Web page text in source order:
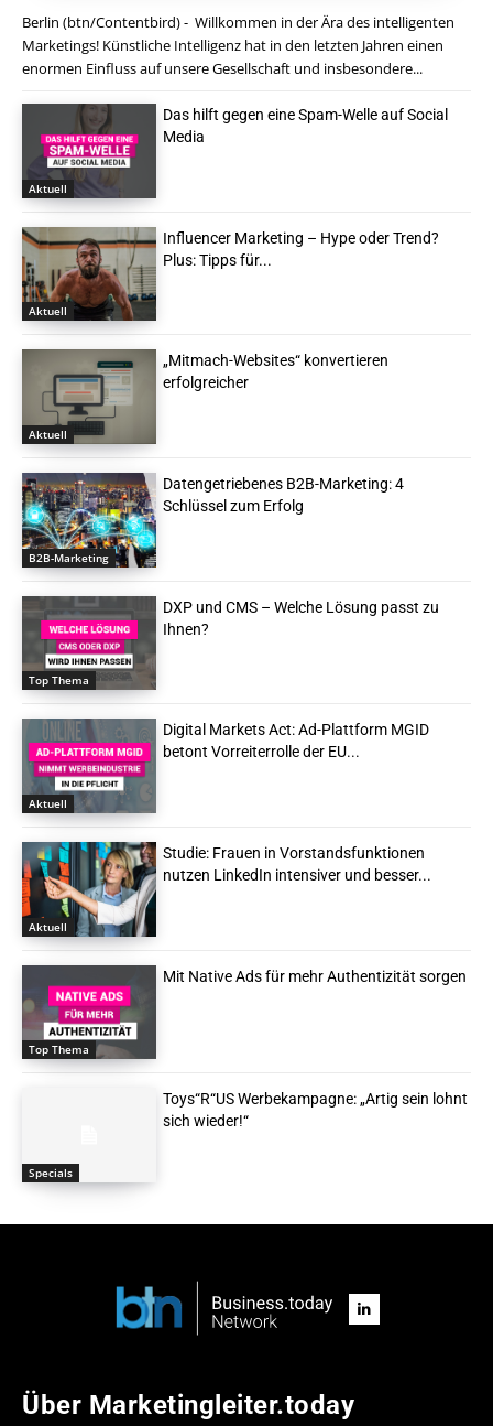
Berlin (btn/Contentbird) - Willkommen in der Ära des intelligenten
Marketings! Künstliche Intelligenz hat in den letzten Jahren einen
enormen Einfluss auf unsere Gesellschaft und insbesondere...
Aktuell
Das hilft gegen eine Spam-Welle auf Social
Media
Aktuell
Influencer Marketing – Hype oder Trend?
Plus: Tipps für...
Aktuell
„Mitmach-Websites“ konvertieren
erfolgreicher
B2B-Marketing
Datengetriebenes B2B-Marketing: 4
Schlüssel zum Erfolg
Top Thema
DXP und CMS – Welche Lösung passt zu
Ihnen?
Aktuell
Digital Markets Act: Ad-Plattform MGID
betont Vorreiterrolle der EU...
Aktuell
Studie: Frauen in Vorstandsfunktionen
nutzen LinkedIn intensiver und besser...
Top Thema
Mit Native Ads für mehr Authentizität sorgen
Specials
Toys“R“US Werbekampagne: „Artig sein lohnt
sich wieder!“
Über Marketingleiter.today